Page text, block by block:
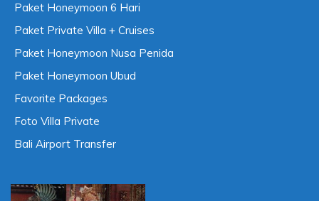
Paket Honeymoon 6 Hari
Paket Private Villa + Cruises
Paket Honeymoon Nusa Penida
Paket Honeymoon Ubud
Favorite Packages
Foto Villa Private
Bali Airport Transfer